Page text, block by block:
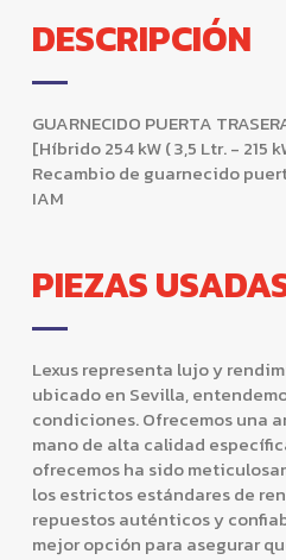
DESCRIPCIÓN
GUARNECIDO PUERTA
[Híbrido 254 kW ( 3,5 Ltr. - 215
Recambio de guarnecido
IAM
PIEZAS
Lexus representa lujo y
ubicado en Sevilla,
condiciones. Ofrecemos una
mano de alta calidad
ofrecemos ha sido
los estrictos estándares de
repuestos auténticos y
mejor opción para asegurar